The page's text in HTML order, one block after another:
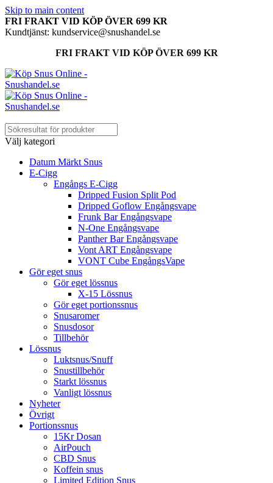
Skip to main content
FRI FRAKT VID KÖP ÖVER 699 KR
Kundtjänst: kundservice@snushandel.se
FRI FRAKT VID KÖP ÖVER 699 KR
Välj kategori
Datum Märkt Snus
E-Cigg
Engångs E-Cigg
Dripped Fusion Split Pod
Dripped Goflow Engångsvape
Frunk Bar Engångsvape
N-One Engångsvape
Panther Bar Engångsvape
Vont ART Engångsvape
VONT Cube EngångsVape
Gör eget snus
Gör eget lössnus
X-15 Lössnus
Gör eget portionssnus
Snusaromer
Snusdosor
Tillbehör
Lössnus
Luktsnus/Snuff
Snustillbehör
Starkt lössnus
Vanligt lössnus
Nyheter
Övrigt
Portionssnus
15Kr Dosan
AirPouch
CBD Snus
Koffein snus
Limited Edition Snus